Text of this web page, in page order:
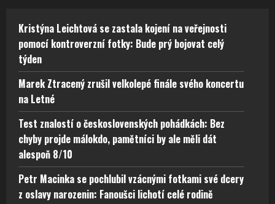
Kristýna Leichtová se zastala kojení na veřejnosti
pomocí kontroverzní fotky: Bude prý bojovat celý
týden
Marek Ztracený zrušil velkolepé finále svého koncertu
na Letné
Test znalostí o československých pohádkách: Bez
chyby projde málokdo, pamětníci by ale měli dát
alespoň 8/10
Petr Macinka se pochlubil vzácnými fotkami své dcery
z oslavy narozenin: Fanoušci lichotí celé rodině